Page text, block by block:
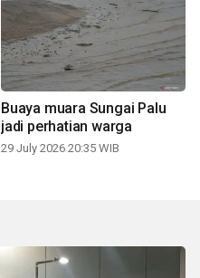
Buaya muara Sungai Palu
jadi perhatian warga
29 July 2026 20:35 WIB